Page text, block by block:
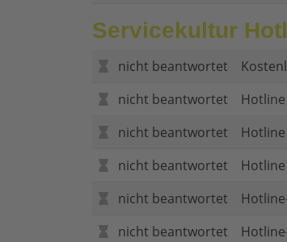
Servicekultur
nicht beantwortet
nicht beantwortet
nicht beantwortet
nicht beantwortet
nicht beantwortet
nicht beantwortet